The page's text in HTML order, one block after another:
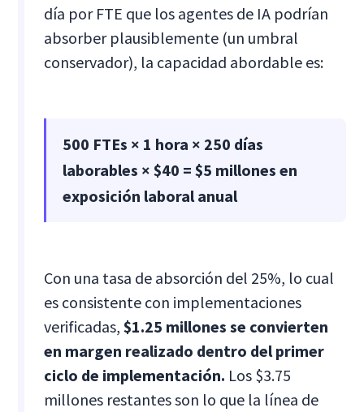
día por FTE que los agentes de IA podrían
absorber plausiblemente (un umbral
conservador), la capacidad abordable es:
500 FTEs × 1 hora × 250 días
laborables × $40 = $5 millones en
exposición laboral anual
Con una tasa de absorción del 25%, lo cual
es consistente con implementaciones
verificadas,$1.25 millones se convierten
en margen realizado dentro del primer
ciclo de implementación. Los $3.75
millones restantes son lo que la línea de